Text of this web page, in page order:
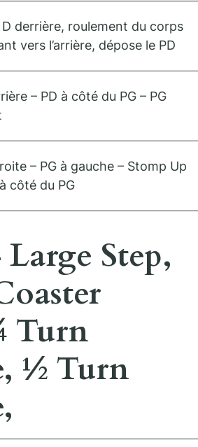
derrière, roulement du corps
vers l’arrière, dépose le PD
– PD à côté du PG – PG
– PG à gauche – Stomp Up
côté du PG
Large Step,
Turn
½ Turn